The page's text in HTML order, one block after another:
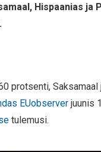
Hispaanias
protsenti,
EUobserver juunis
tulemusi.